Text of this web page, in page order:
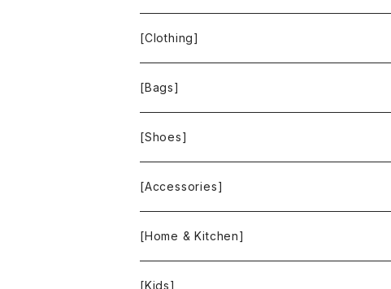
[Clothing]
Krochet Kids International
[Bags]
BAGGU
FOOD TEXTILE
INCASE
People Tree
[Shoes]
TOMS
[Accessories]
ALEX AND ANI
Feliz
[Home & Kitchen]
Bee Eco Wraps
[Kids]